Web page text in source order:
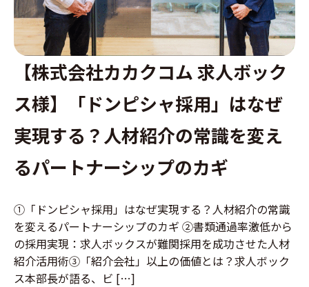
【株式会社カカクコム 求人ボック
ス様】「ドンピシャ採用」はなぜ
実現する？人材紹介の常識を変え
るパートナーシップのカギ
①「ドンピシャ採用」はなぜ実現する？人材紹介の常識
を変えるパートナーシップのカギ ②書類通過率激低から
の採用実現：求人ボックスが難関採用を成功させた人材
紹介活用術③「紹介会社」以上の価値とは？求人ボック
ス本部長が語る、ビ […]